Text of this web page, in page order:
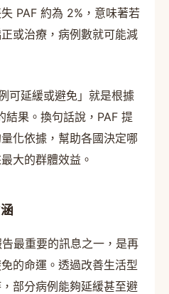
PAF 約為 2%，意味著若
或治療，病例數就可能減
可延緩或避免」就是根據
結果。換句話說，PAF 提
化依據，幫助各國決定哪
大的群體效益。
最重要的訊息之一，是再
的命運。透過改善生活型
部分病例能夠延緩甚至避